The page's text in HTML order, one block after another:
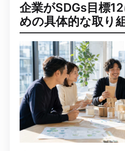
企業がSDGs目標
めの具体的な取り